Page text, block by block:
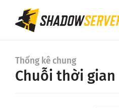
Thống kê chung
Chuỗi thời gian